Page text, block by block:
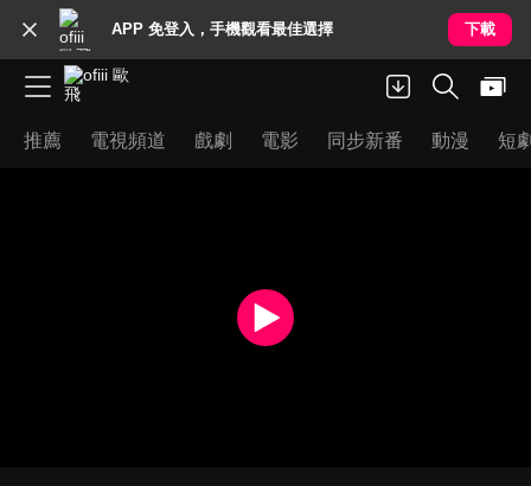
APP 免登入，手機觀看最佳選擇 下載
推薦 電視頻道 戲劇 電影 同步新番 動漫 短